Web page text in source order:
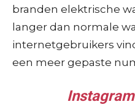
branden elektrische
langer dan normale
internetgebruikers
een meer gepaste